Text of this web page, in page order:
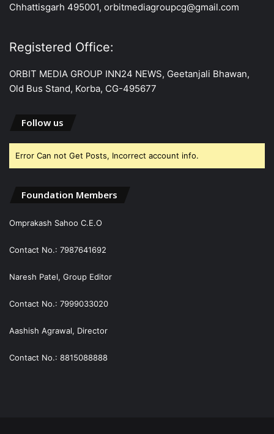
Chhattisgarh 495001, orbitmediagroupcg@gmail.com
Registered Office:
ORBIT MEDIA GROUP INN24 NEWS, Geetanjali Bhawan,
Old Bus Stand, Korba, CG-495677
Follow us
Error Can not Get Posts, Incorrect account info.
Foundation Members
Omprakash Sahoo C.E.O
Contact No.: 7987641692
Naresh Patel, Group Editor
Contact No.: 7999033020
Aashish Agrawal, Director
Contact No.: 8815088888